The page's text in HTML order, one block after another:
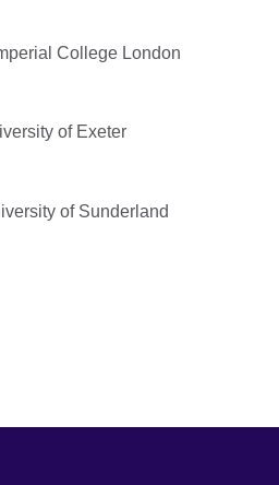
College London
of Exeter
of Sunderland